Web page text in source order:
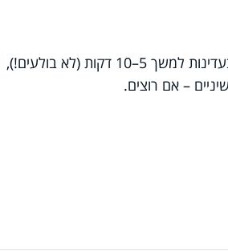
שמים כף שמן קוקוס בפה (רצוי אורגני בכבישה קרה), מגרגרים בעדינות למשך 5–10 דקות (לא בולעים!),
– אם רוצים.